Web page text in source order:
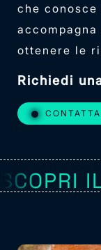
che
ottenere le
Richiedi
SCOPRI